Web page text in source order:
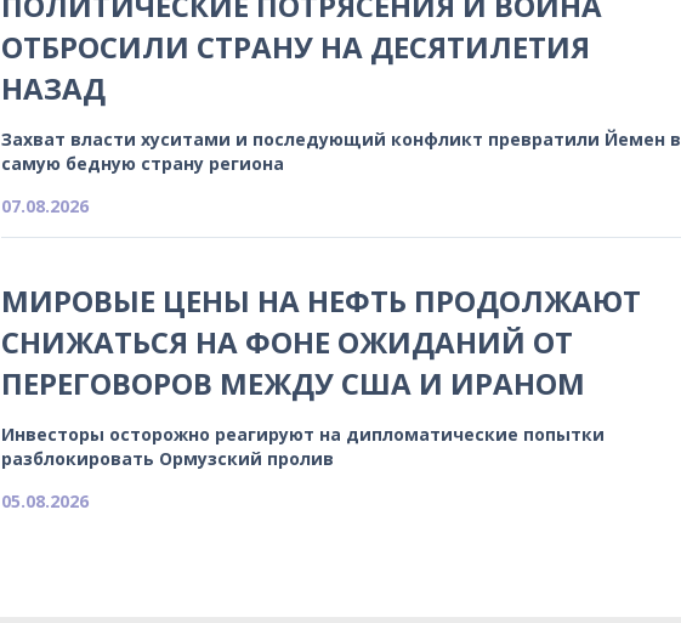
ОТБРОСИЛИ СТРАНУ НА ДЕСЯТИЛЕТИЯ
НАЗАД
Захват власти хуситами и последующий конфликт превратили Йемен в
самую бедную страну региона
07.08.2026
МИРОВЫЕ ЦЕНЫ НА НЕФТЬ ПРОДОЛЖАЮТ
СНИЖАТЬСЯ НА ФОНЕ ОЖИДАНИЙ ОТ
ПЕРЕГОВОРОВ МЕЖДУ США И ИРАНОМ
Инвесторы осторожно реагируют на дипломатические попытки
разблокировать Ормузский пролив
05.08.2026